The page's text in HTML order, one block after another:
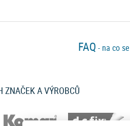
FAQ - na co
ZNAČEK A VÝROBCŮ